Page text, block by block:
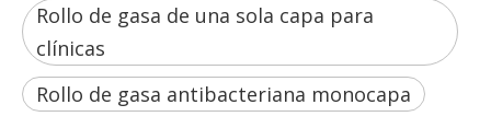
Rollo de gasa de una sola capa para
clínicas
Rollo de gasa antibacteriana monocapa